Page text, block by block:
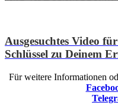
Ausgesuchtes Video
Schlüssel zu Deinem
Für weitere Informationen